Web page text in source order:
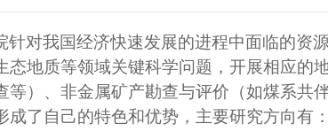
针对我国经济快速发展的进程中面临的资
态地质等领域关键科学问题，开展相应的
等）、非金属矿产勘查与评价（如煤系共
成了自己的特色和优势，主要研究方向有：